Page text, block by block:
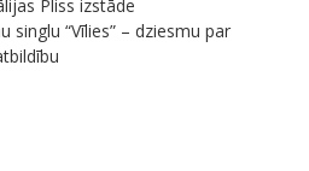
Pliss izstāde
singlu “Vīlies” – dziesmu par